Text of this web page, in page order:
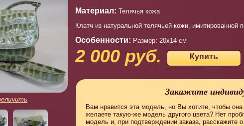
Материал: Телячья кожа
Клатч из натуральной телячьей кожи,
Особенности: Размер: 20х14 см
2 000 руб. Купить
Закажите
Вам нравится эта модель, но Вы хотите, чтобы
желаете такую-же модель другого цвета? Нет
модель и, при подтверждении заказа,